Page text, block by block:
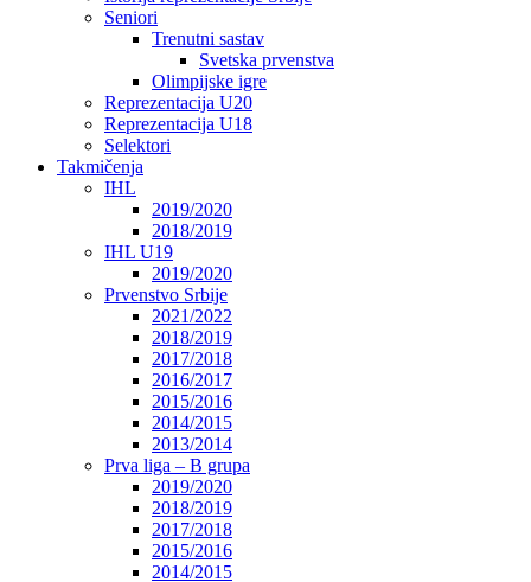
Seniori
Trenutni sastav
Svetska prvenstva
Olimpijske igre
Reprezentacija U20
Reprezentacija U18
Selektori
Takmičenja
IHL
2019/2020
2018/2019
IHL U19
2019/2020
Prvenstvo Srbije
2021/2022
2018/2019
2017/2018
2016/2017
2015/2016
2014/2015
2013/2014
Prva liga – B grupa
2019/2020
2018/2019
2017/2018
2015/2016
2014/2015